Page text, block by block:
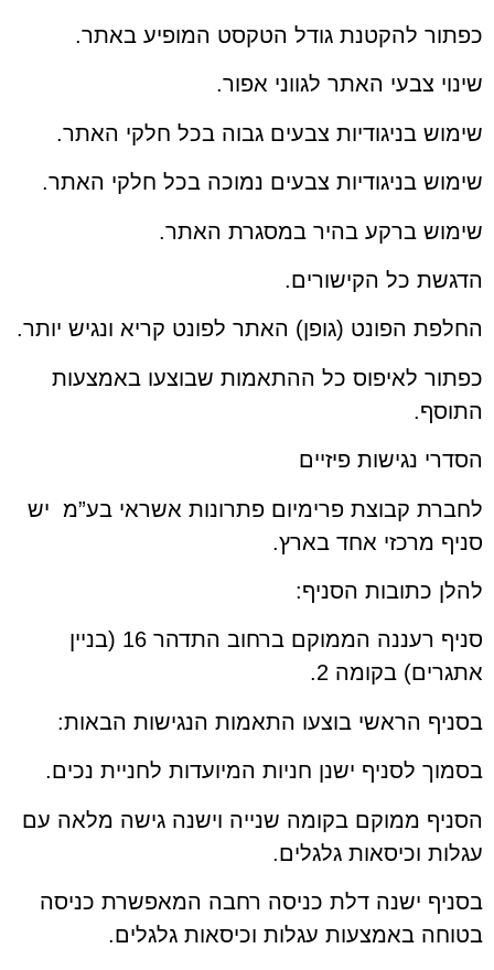
כפתור להקטנת גודל הטקסט המופיע באתר.
שינוי צבעי האתר לגווני אפור.
שימוש בניגודיות צבעים גבוה בכל חלקי האתר.
שימוש בניגודיות צבעים נמוכה בכל חלקי האתר.
שימוש ברקע בהיר במסגרת האתר.
הדגשת כל הקישורים.
החלפת הפונט (גופן) האתר לפונט קריא ונגיש יותר.
כפתור לאיפוס כל ההתאמות שבוצעו באמצעות
התוסף.
הסדרי נגישות פיזיים
לחברת קבוצת פרימיום פתרונות אשראי בע”מ יש
סניף מרכזי אחד בארץ.
להלן כתובות הסניף:
סניף רעננה הממוקם ברחוב התדהר 16 (בניין
אתגרים) בקומה 2.
בסניף הראשי בוצעו התאמות הנגישות הבאות:
בסמוך לסניף ישנן חניות המיועדות לחניית נכים.
הסניף ממוקם בקומה שנייה וישנה גישה מלאה עם
עגלות וכיסאות גלגלים.
בסניף ישנה דלת כניסה רחבה המאפשרת כניסה
בטוחה באמצעות עגלות וכיסאות גלגלים.